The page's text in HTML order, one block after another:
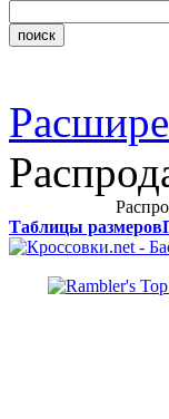
Таблицы размеров